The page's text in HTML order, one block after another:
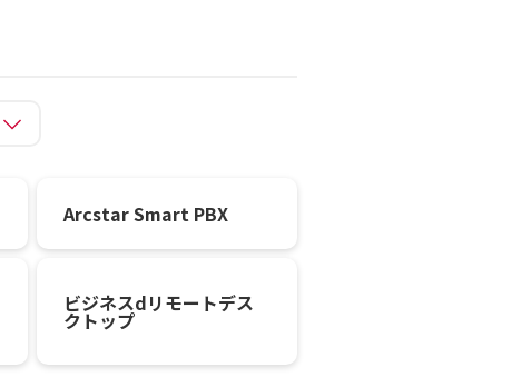
Arcstar Smart PBX
ビジネスdリモートデス
クトップ